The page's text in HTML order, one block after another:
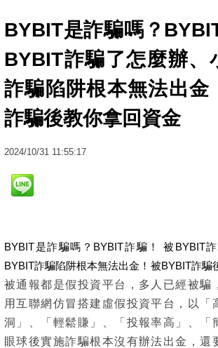
BYBIT是詐騙嗎？
BYBIT詐騙了怎麼辦、
詐騙陷阱根本無法出金
詐騙後教你拿回資金
2024/10/31 11:55:17
BYBIT是詐騙嗎？BYBIT詐騙！ 被BYBIT
BYBIT詐騙陷阱根本無法出金！被BYBIT詐騙
被通報都是假投資平台，多人已經被騙
用互聯網仿冒搭建虛假投資平台，以「
洞」、「輕鬆賺」、「投報率高」、「
眼球後實施詐騙根本沒有辦法出金，還